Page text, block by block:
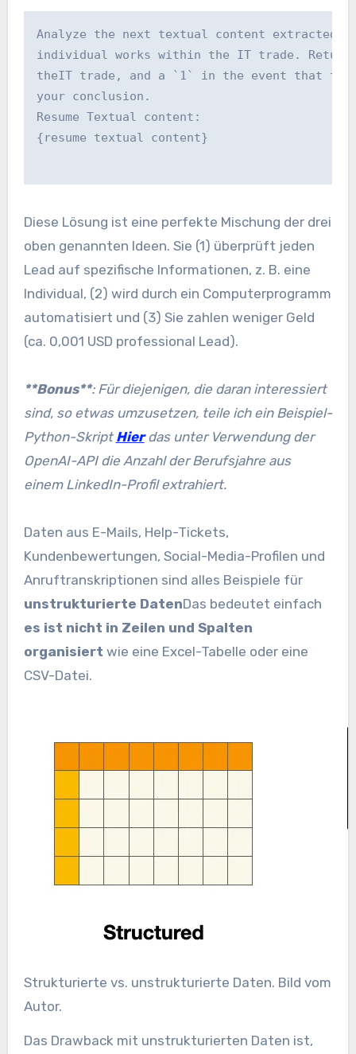
Analyze the next textual content extracted
individual works within the IT trade.
theIT trade, and a `1` in the event that
your conclusion.
Resume Textual content:
{resume textual content}
Diese Lösung ist eine perfekte Mischung der drei
oben genannten Ideen. Sie (1) überprüft jeden
Lead auf spezifische Informationen, z. B. eine
Individual, (2) wird durch ein Computerprogramm
automatisiert und (3) Sie zahlen weniger Geld
(ca. 0,001 USD professional Lead).
**Bonus**: Für diejenigen, die daran interessiert
sind, so etwas umzusetzen, teile ich ein Beispiel-
Python-Skript Hierdas unter Verwendung der
OpenAI-API die Anzahl der Berufsjahre aus
einem LinkedIn-Profil extrahiert.
Daten aus E-Mails, Help-Tickets,
Kundenbewertungen, Social-Media-Profilen und
Anruftranskriptionen sind alles Beispiele für
unstrukturierte DatenDas bedeutet einfach
es ist nicht in Zeilen und Spalten
organisiert wie eine Excel-Tabelle oder eine
CSV-Datei.
Strukturierte vs. unstrukturierte Daten. Bild vom
Autor.
Das Drawback mit unstrukturierten Daten ist,